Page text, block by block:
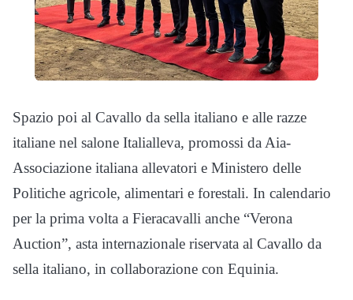
Spazio poi al Cavallo da sella italiano e alle razze
italiane nel salone Italialleva, promossi da Aia-
Associazione italiana allevatori e Ministero delle
Politiche agricole, alimentari e forestali. In calendario
per la prima volta a Fieracavalli anche “Verona
Auction”, asta internazionale riservata al Cavallo da
sella italiano, in collaborazione con Equinia.